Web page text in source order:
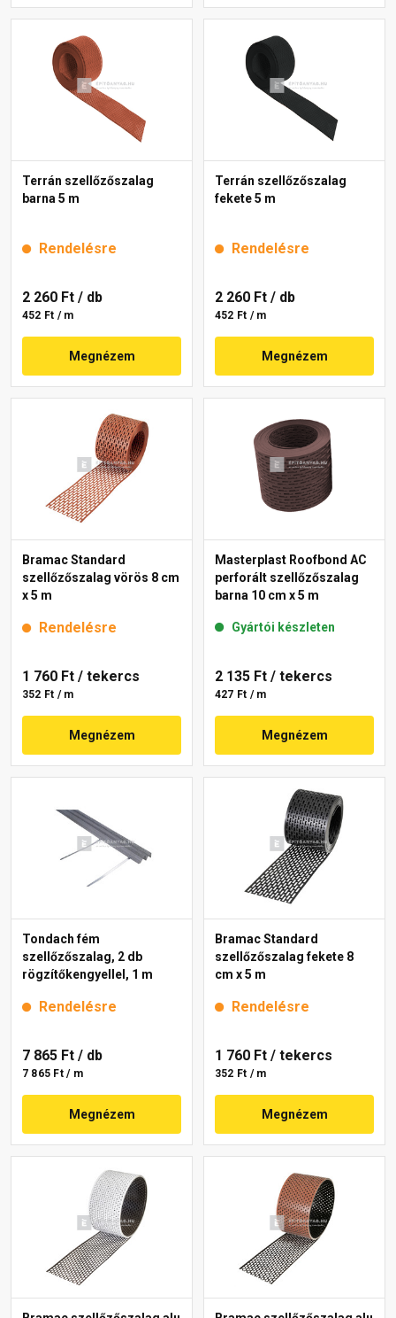
Terrán szellőzőszalag
barna 5 m
Rendelésre
2 260 Ft / db
452 Ft / m
Megnézem
Terrán szellőzőszalag
fekete 5 m
Rendelésre
2 260 Ft / db
452 Ft / m
Megnézem
Bramac Standard
szellőzőszalag vörös 8 cm
x 5 m
Rendelésre
1 760 Ft / tekercs
352 Ft / m
Megnézem
Masterplast Roofbond AC
perforált szellőzőszalag
barna 10 cm x 5 m
Gyártói készleten
2 135 Ft / tekercs
427 Ft / m
Megnézem
Tondach fém
szellőzőszalag, 2 db
rögzítőkengyellel, 1 m
Rendelésre
7 865 Ft / db
7 865 Ft / m
Megnézem
Bramac Standard
szellőzőszalag fekete 8
cm x 5 m
Rendelésre
1 760 Ft / tekercs
352 Ft / m
Megnézem